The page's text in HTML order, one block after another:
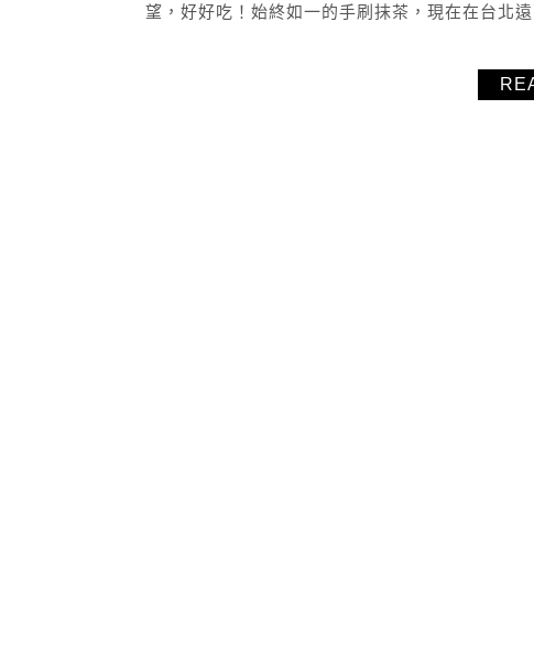
望，好好吃！始終如一的手刷抹茶，現在在台北